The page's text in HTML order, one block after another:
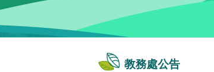
教務處公告